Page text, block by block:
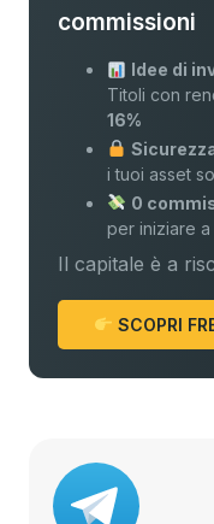
commissioni
Idee di
Titoli con
16%
i tuoi asset
0
per iniziare
Il capitale è a
SCOPRI